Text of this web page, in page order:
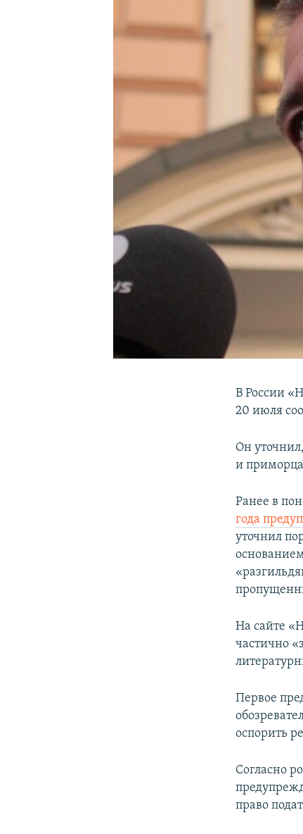
УКРАИНСКАЯ ПРОБЛЕМА КРЫМА
В России
20 июля
Он
и
Ранее в
года
уточнил
На сайте
частично
Первое
оспорить
Согласно
право